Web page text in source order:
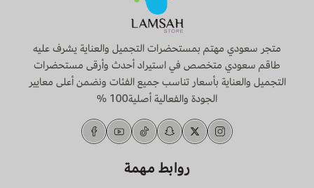
متجر سعودي مهتم بمستحضرات التجميل والعناية يشرف عليه
طاقم سعودي متخصص في استيراد أحدث وأرقى مستحضرات
التجميل والعناية بأسعار تناسب جميع الفئات ونضمن أعلى معايير
الجودة والفعالية أصلية100 %
روابط مهمة